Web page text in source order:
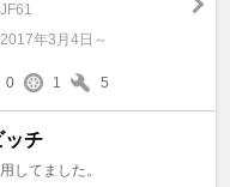
JF61
2017年3月4日～
0 1 5
ッチ
してました。